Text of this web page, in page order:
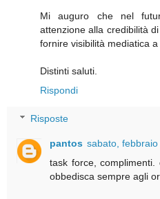
Mi auguro che nel
attenzione alla credibilità
fornire visibilità mediatica
Distinti saluti.
Rispondi
Risposte
pantos sabato,
task force,
obbedisca sempre agli